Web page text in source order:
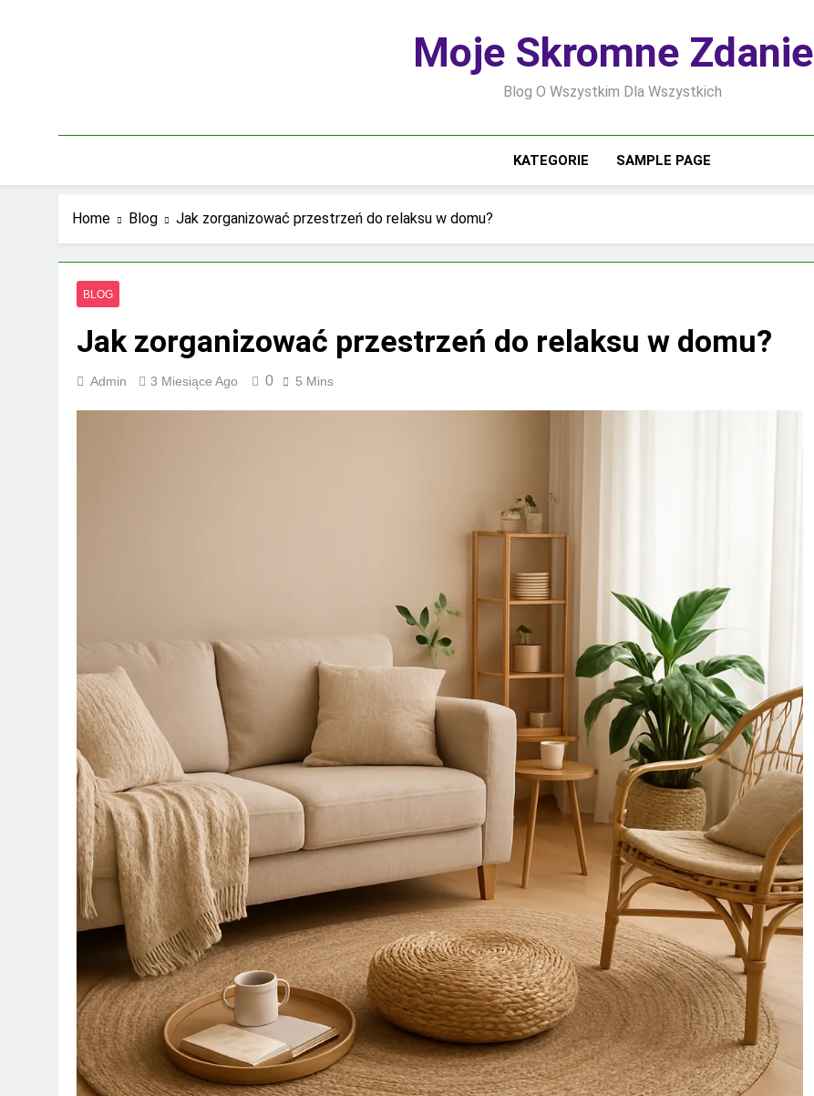
Moje Skromne Zdanie
Blog O Wszystkim Dla Wszystkich
KATEGORIE SAMPLE PAGE
Home Blog Jak zorganizować przestrzeń do relaksu w domu?
BLOG
Jak zorganizować przestrzeń do relaksu w domu?
Admin 3 Miesiące Ago 0 5 Mins